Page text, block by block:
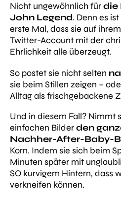
Nicht ungewöhnlich fürdie
John Legend. Denn es
erste Mal, dass sie auf
Twitter-Account mit der
Ehrlichkeit alle überzeugt.
So postet sie nicht selten
sie beim Stillen zeigen –
Alltag als frischgebackene
Und in diesem Fall? Nimmt
einfachen Bilderden
Nachher-After-Baby-
Korn. Indem sie sich beim
Minuten später mit
SO kurvigem Hintern, dass
verkneifen können.